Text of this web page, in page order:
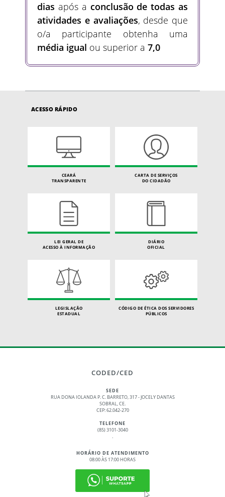
dias após a conclusão de todas as
atividades e avaliações, desde que
o/a participante obtenha uma
média igual ou superior a 7,0
ACESSO RÁPIDO
CEARÁ
TRANSPARENTE
CARTA DE SERVIÇOS
DO CIDADÃO
LEI GERAL DE
ACESSO À INFORMAÇÃO
DIÁRIO
OFICIAL
LEGISLAÇÃO
ESTADUAL
CÓDIGO DE ÉTICA DOS SERVIDORES
PÚBLICOS
CODED/CED
SEDE
RUA DONA IOLANDA P. C. BARRETO, 317 - JOCELY DANTAS
SOBRAL, CE.
CEP: 62.042-270
TELEFONE
(85) 3101-3040
.
HORÁRIO DE ATENDIMENTO
08:00 ÀS 17:00 HORAS